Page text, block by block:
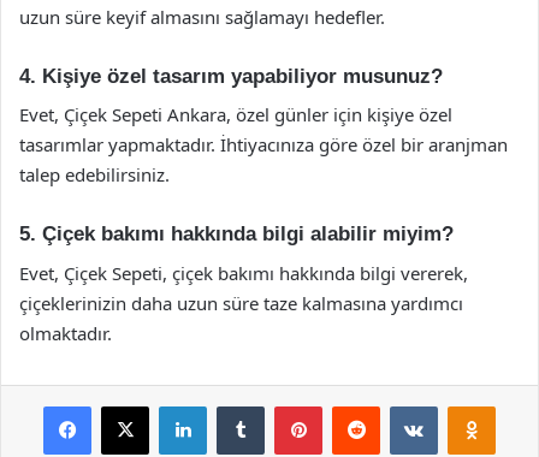
uzun süre keyif almasını sağlamayı hedefler.
4. Kişiye özel tasarım yapabiliyor musunuz?
Evet, Çiçek Sepeti Ankara, özel günler için kişiye özel
tasarımlar yapmaktadır. İhtiyacınıza göre özel bir aranjman
talep edebilirsiniz.
5. Çiçek bakımı hakkında bilgi alabilir miyim?
Evet, Çiçek Sepeti, çiçek bakımı hakkında bilgi vererek,
çiçeklerinizin daha uzun süre taze kalmasına yardımcı
olmaktadır.
Facebook
X LinkedInTumblr PinterestReddit VKontakte